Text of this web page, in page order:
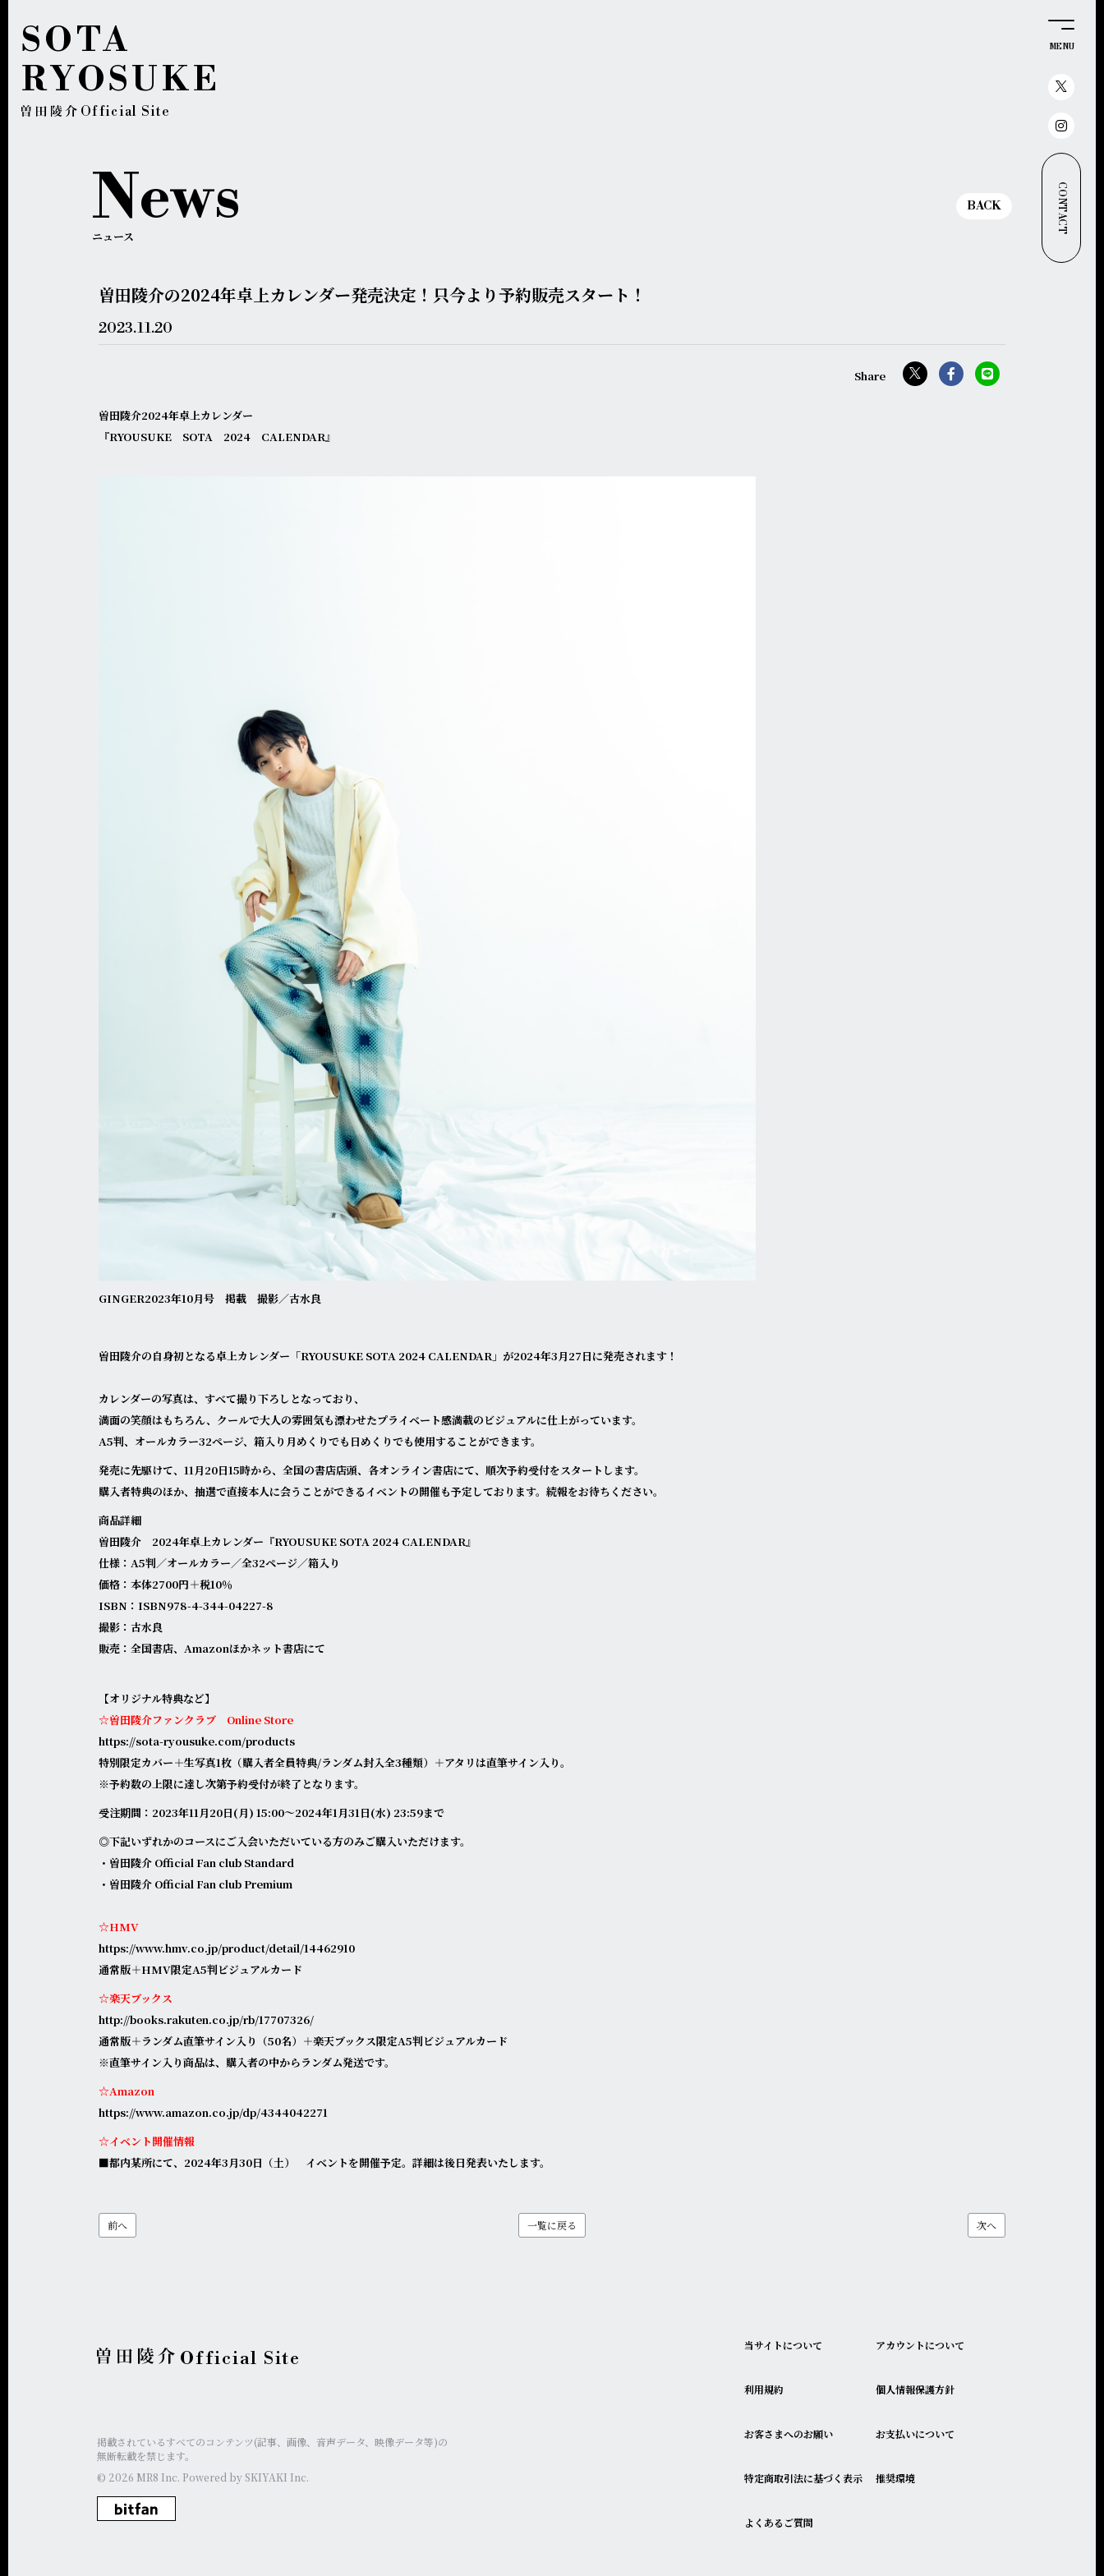
SOTA
RYOSUKE
Official Site
MENU
CONTACT
News
ニュース
BACK
曽田陵介の2024年卓上カレンダー発売決定！只今より予約販売スタート！
2023.11.20
曽田陵介2024年卓上カレンダー
『RYOUSUKE SOTA 2024 CALENDAR』
GINGER2023年10月号 掲載 撮影／古水良
曽田陵介の自身初となる卓上カレンダー「RYOUSUKE SOTA 2024 CALENDAR」が2024年3月27日に発売されます！
カレンダーの写真は、すべて撮り下ろしとなっており、
満面の笑顔はもちろん、クールで大人の雰囲気も漂わせたプライベート感満載のビジュアルに仕上がっています。
A5判、オールカラー32ページ、箱入り月めくりでも日めくりでも使用することができます。
発売に先駆けて、11月20日15時から、全国の書店店頭、各オンライン書店にて、順次予約受付をスタートします。
購入者特典のほか、抽選で直接本人に会うことができるイベントの開催も予定しております。続報をお待ちください。
商品詳細
曽田陵介 2024年卓上カレンダー『RYOUSUKE SOTA 2024 CALENDAR』
仕様：A5判／オールカラー／全32ページ／箱入り
価格：本体2700円＋税10％
ISBN：ISBN978-4-344-04227-8
撮影：古水良
販売：全国書店、Amazonほかネット書店にて
【オリジナル特典など】
☆曽田陵介ファンクラブ Online Store
https://sota-ryousuke.com/products
特別限定カバー＋生写真1枚（購入者全員特典/ランダム封入全3種類）＋アタリは直筆サイン入り。
※予約数の上限に達し次第予約受付が終了となります。
受注期間：2023年11月20日(月) 15:00〜2024年1月31日(水) 23:59まで
◎下記いずれかのコースにご入会いただいている方のみご購入いただけます。
・曽田陵介 Official Fan club Standard
・曽田陵介 Official Fan club Premium
☆HMV
https://www.hmv.co.jp/product/detail/14462910
通常版＋HMV限定A5判ビジュアルカード
☆楽天ブックス
http://books.rakuten.co.jp/rb/17707326/
通常版＋ランダム直筆サイン入り（50名）＋楽天ブックス限定A5判ビジュアルカード
※直筆サイン入り商品は、購入者の中からランダム発送です。
☆Amazon
https://www.amazon.co.jp/dp/4344042271
☆イベント開催情報
■都内某所にて、2024年3月30日（土） イベントを開催予定。詳細は後日発表いたします。
前へ 一覧に戻る 次へ
当サイトについて アカウントについて
利用規約 個人情報保護方針
お客さまへのお願い お支払いについて
特定商取引法に基づく表示 推奨環境
よくあるご質問
Official Site
掲載されているすべてのコンテンツ(記事、画像、音声データ、映像データ等)の
無断転載を禁じます。
© 2026 MR8 Inc. Powered by SKIYAKI Inc.